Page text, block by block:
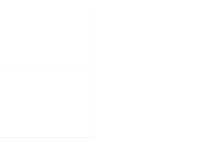
きるシステムを一気通貫で
など様々なシーンにおい
算するか。
ト」を通じて人のキモチが